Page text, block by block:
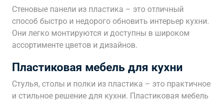
Стеновые панели из пластика – это отличный
способ быстро и недорого обновить интерьер кухни.
Они легко монтируются и доступны в широком
ассортименте цветов и дизайнов.
Пластиковая мебель для кухни
Стулья, столы и полки из пластика – это практичное
и стильное решение для кухни. Пластиковая мебель